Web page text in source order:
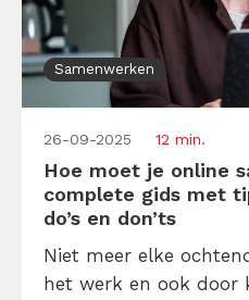
Samenwerken
26-09-2025 12 min.
Hoe moet je online
complete gids met
do’s en don’ts
Niet meer elke
het werk en ook door